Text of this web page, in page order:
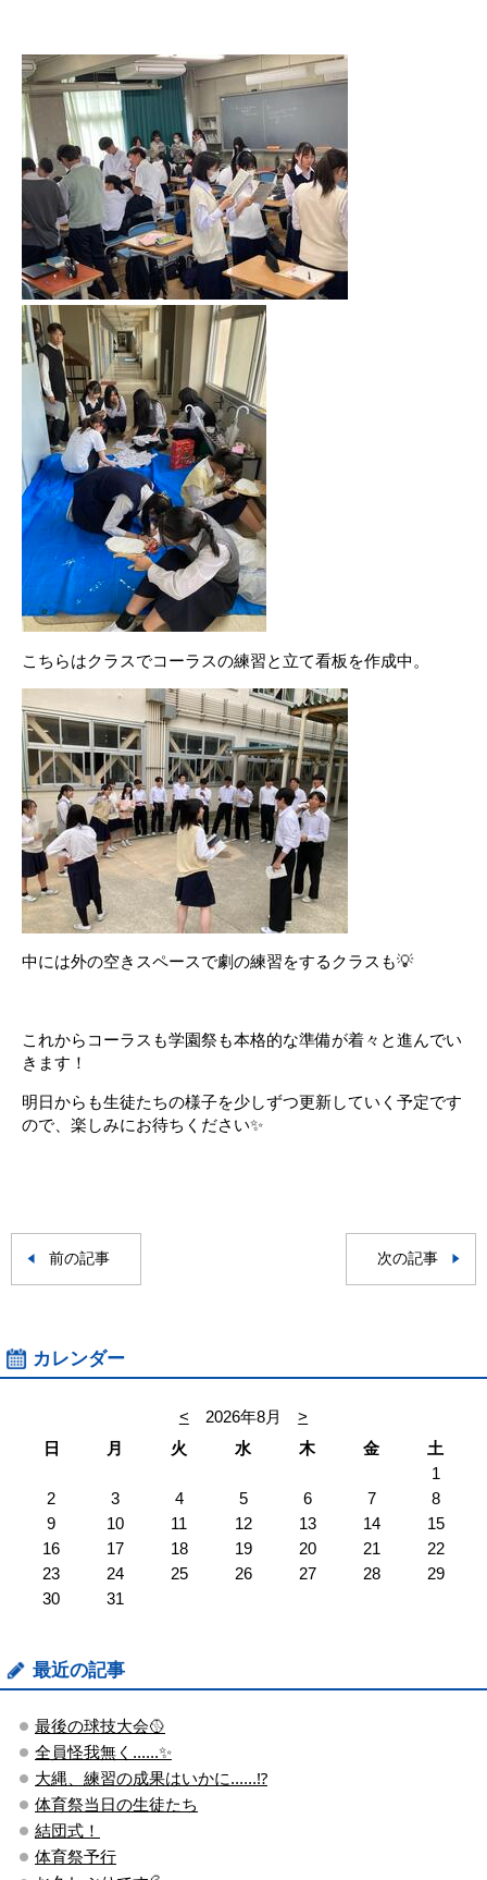
こちらはクラスでコーラスの練習と立て看板を作成中。
中には外の空きスペースで劇の練習をするクラスも💡
これからコーラスも学園祭も本格的な準備が着々と進んでい
きます！
明日からも生徒たちの様子を少しずつ更新していく予定です
ので、楽しみにお待ちください✨
前の記事 次の記事
カレンダー
< 2026年8月
>
日
月 火 水 木 金
土
1
2
3 4 5 6 7
8
9
10 11 12 13 14
15
16
17 18 19 20 21
22
23
24 25 26 27 28
29
30
31
最近の記事
最後の球技大会🥎
全員怪我無く......✨
大縄、練習の成果はいかに......⁉
体育祭当日の生徒たち
結団式！
体育祭予行